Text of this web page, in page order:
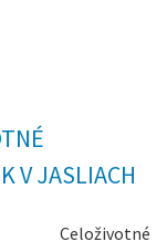
V JASLIACH